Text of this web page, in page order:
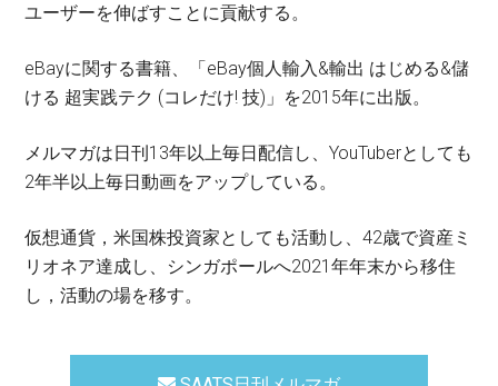
ユーザーを伸ばすことに貢献する。
eBayに関する書籍、「eBay個人輸入&輸出 はじめる&儲
ける 超実践テク (コレだけ! 技)」を2015年に出版。
メルマガは日刊13年以上毎日配信し、YouTuberとしても
2年半以上毎日動画をアップしている。
仮想通貨，米国株投資家としても活動し、42歳で資産ミ
リオネア達成し、シンガポールへ2021年年末から移住
し，活動の場を移す。